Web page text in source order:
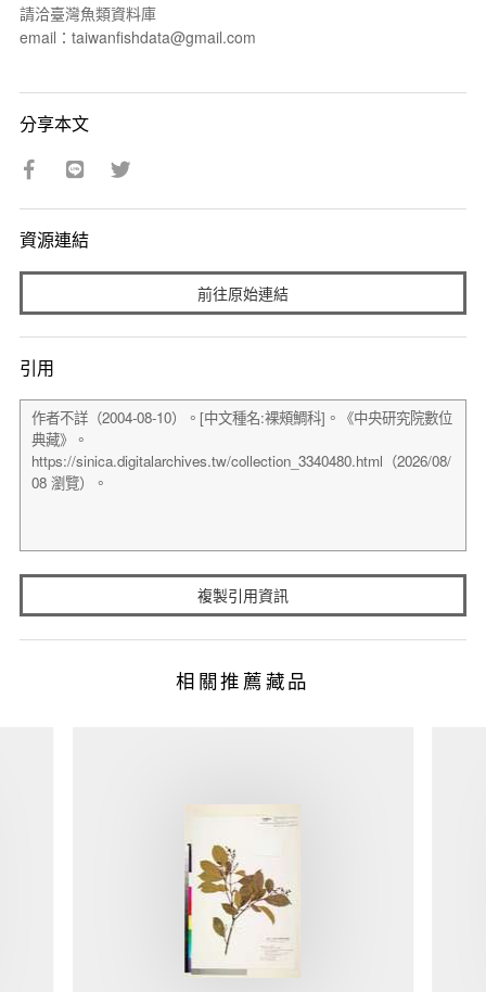
請洽臺灣魚類資料庫
email：taiwanfishdata@gmail.com
分享本文
資源連結
前往原始連結
引用
複製引用資訊
相關推薦藏品